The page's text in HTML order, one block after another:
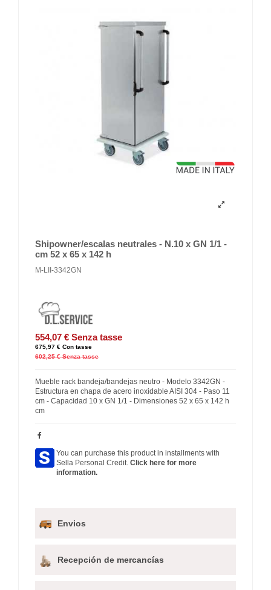
Shipowner/escalas neutrales - N.10 x GN 1/1 -
cm 52 x 65 x 142 h
M-LII-3342GN
554,07 € Senza tasse
675,97 € Con tasse
602,25 € Senza tasse
Mueble rack bandeja/bandejas neutro - Modelo 3342GN -
Estructura en chapa de acero inoxidable AISI 304 - Paso 11
cm - Capacidad 10 x GN 1/1 - Dimensiones 52 x 65 x 142 h
cm
You can purchase this product in installments with
Sella Personal Credit. Click here for more
information.
Envios
Recepción de mercancías